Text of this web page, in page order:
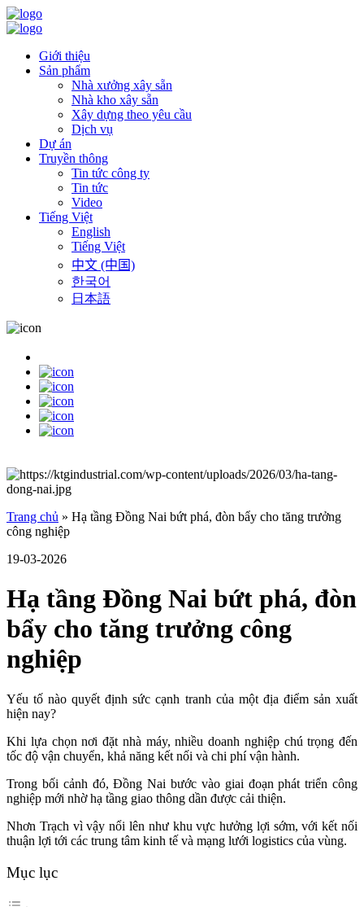
Giới thiệu
Sản phẩm
Nhà xưởng xây sẵn
Nhà kho xây sẵn
Xây dựng theo yêu cầu
Dịch vụ
Dự án
Truyền thông
Tin tức công ty
Tin tức
Video
Tiếng Việt
English
Tiếng Việt
中文 (中国)
한국어
日本語
Trang chủ » Hạ tầng Đồng Nai bứt phá, đòn bẩy cho tăng trưởng
công nghiệp
19-03-2026
Hạ tầng Đồng Nai bứt phá, đòn
bẩy cho tăng trưởng công
nghiệp
Yếu tố nào quyết định sức cạnh tranh của một địa điểm sản xuất
hiện nay?
Khi lựa chọn nơi đặt nhà máy, nhiều doanh nghiệp chú trọng đến
tốc độ vận chuyển, khả năng kết nối và chi phí vận hành.
Trong bối cảnh đó, Đồng Nai bước vào giai đoạn phát triển công
nghiệp mới nhờ hạ tầng giao thông dần được cải thiện.
Nhơn Trạch vì vậy nổi lên như khu vực hưởng lợi sớm, với kết nối
thuận lợi tới các trung tâm kinh tế và mạng lưới logistics của vùng.
Mục lục